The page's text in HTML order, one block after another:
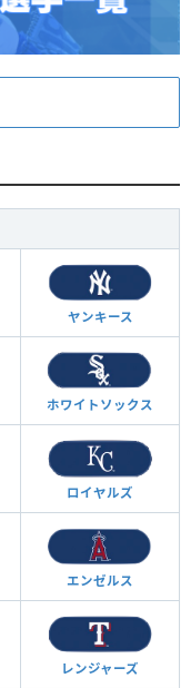
ヤンキース
ホワイトソックス
ロイヤルズ
エンゼルス
レンジャーズ